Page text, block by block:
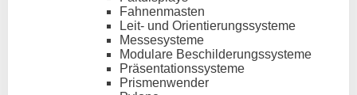
Fahnenmasten
Leit- und Orientierungssysteme
Messesysteme
Modulare Beschilderungssysteme
Präsentationssysteme
Prismenwender